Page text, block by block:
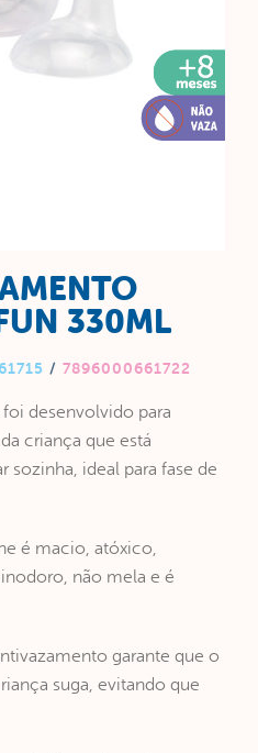
330ML
/ 7896000661722
desenvolvido para
criança que está
sozinha, ideal para fase de
é macio, atóxico,
não mela e é
garante que o
suga, evitando que